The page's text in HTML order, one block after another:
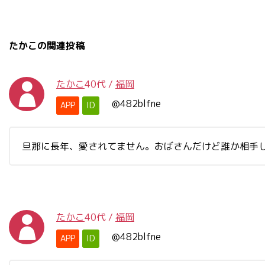
たかこの関連投稿
たかこ40代 / 福岡
APP ID @482blfne
旦那に長年、愛されてません。おばさんだけど誰か相手
たかこ40代 / 福岡
APP ID @482blfne